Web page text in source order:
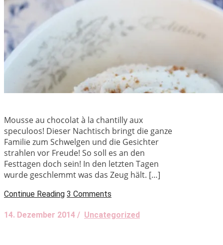
Mousse au chocolat à la chantilly aux
speculoos! Dieser Nachtisch bringt die ganze
Familie zum Schwelgen und die Gesichter
strahlen vor Freude! So soll es an den
Festtagen doch sein! In den letzten Tagen
wurde geschlemmt was das Zeug hält. […]
Continue Reading 3 Comments
14. Dezember 2014 / Uncategorized